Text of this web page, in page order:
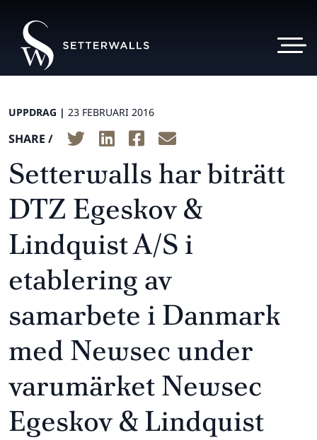
UPPDRAG | 23 FEBRUARI 2016
SHARE /
Setterwalls har biträtt
DTZ Egeskov &
Lindquist A/S i
etablering av
samarbete i Danmark
med Newsec under
varumärket Newsec
Egeskov & Lindquist